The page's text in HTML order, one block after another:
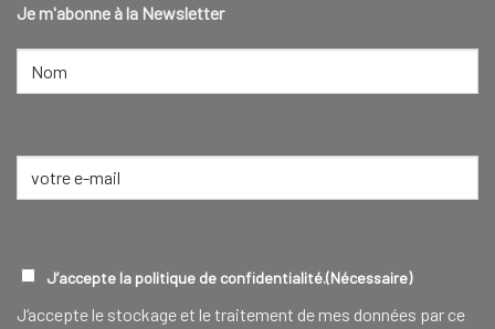
Je m'abonne à la Newsletter
NOM
RGPD(NÉCESSAIRE)
J’accepte la politique de confidentialité.(Nécessaire)
J‘accepte le stockage et le traitement de mes données par ce